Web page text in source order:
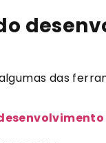
das